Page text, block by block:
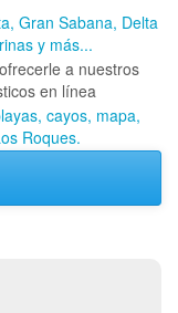
Gran Sabana, Delta
y más...
a nuestros
en línea
cayos, mapa,
Roques.